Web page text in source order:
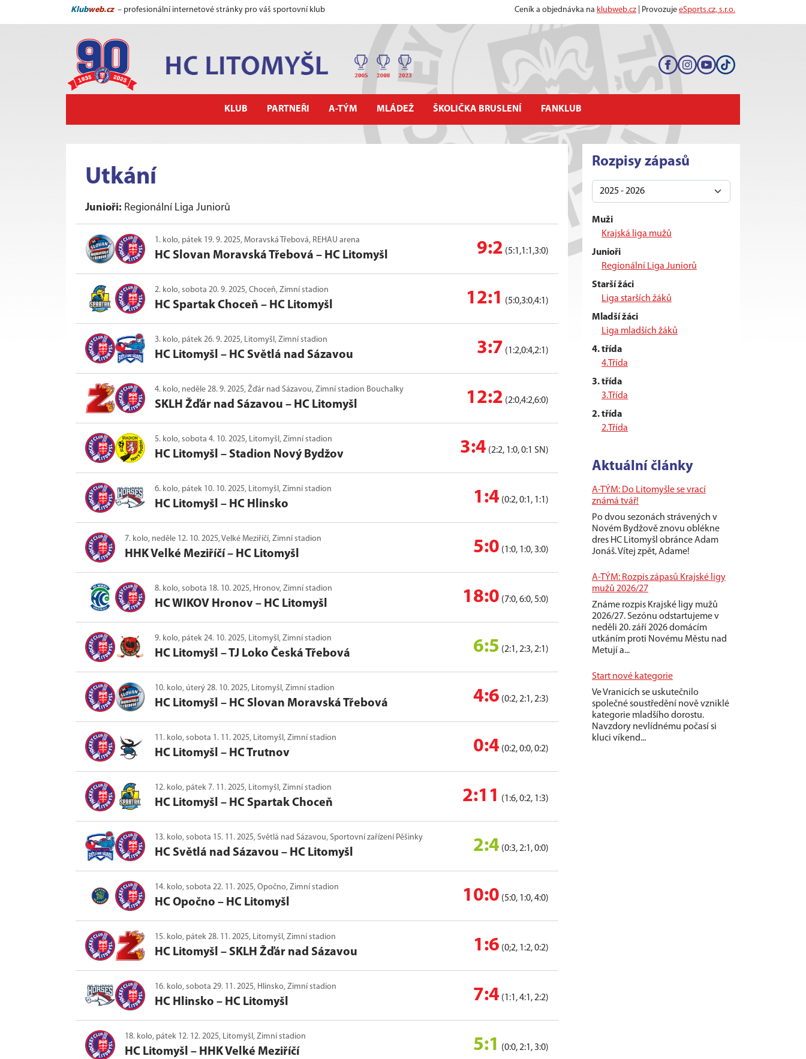
Klubweb.cz – profesionální internetové stránky pro váš sportovní klub Ceník a objednávka na klubweb.cz | Provozuje eSports.cz, s.r.o.
KLUB PARTNEŘI A-TÝM MLÁDEŽ ŠKOLIČKA BRUSLENÍ FANKLUB
Utkání
Junioři: Regionální Liga Juniorů
1. kolo, pátek 19. 9. 2025, Moravská Třebová, REHAU arena
HC Slovan Moravská Třebová – HC Litomyšl 9:2 (5:1,1:1,3:0)
2. kolo, sobota 20. 9. 2025, Choceň, Zimní stadion
HC Spartak Choceň – HC Litomyšl 12:1 (5:0,3:0,4:1)
3. kolo, pátek 26. 9. 2025, Litomyšl, Zimní stadion
HC Litomyšl – HC Světlá nad Sázavou 3:7 (1:2,0:4,2:1)
4. kolo, neděle 28. 9. 2025, Žďár nad Sázavou, Zimní stadion Bouchalky
SKLH Žďár nad Sázavou – HC Litomyšl 12:2 (2:0,4:2,6:0)
5. kolo, sobota 4. 10. 2025, Litomyšl, Zimní stadion
HC Litomyšl – Stadion Nový Bydžov 3:4 (2:2, 1:0, 0:1 SN)
6. kolo, pátek 10. 10. 2025, Litomyšl, Zimní stadion
HC Litomyšl – HC Hlinsko 1:4 (0:2, 0:1, 1:1)
7. kolo, neděle 12. 10. 2025, Velké Meziříčí, Zimní stadion
HHK Velké Meziříčí – HC Litomyšl 5:0 (1:0, 1:0, 3:0)
8. kolo, sobota 18. 10. 2025, Hronov, Zimní stadion
HC WIKOV Hronov – HC Litomyšl 18:0 (7:0, 6:0, 5:0)
9. kolo, pátek 24. 10. 2025, Litomyšl, Zimní stadion
HC Litomyšl –TJ Loko Česká Třebová 6:5 (2:1, 2:3, 2:1)
10. kolo, úterý 28. 10. 2025, Litomyšl, Zimní stadion
HC Litomyšl – HC Slovan Moravská Třebová 4:6 (0:2, 2:1, 2:3)
11. kolo, sobota 1. 11. 2025, Litomyšl, Zimní stadion
HC Litomyšl – HC Trutnov 0:4 (0:2, 0:0, 0:2)
12. kolo, pátek 7. 11. 2025, Litomyšl, Zimní stadion
HC Litomyšl – HC Spartak Choceň 2:11 (1:6, 0:2, 1:3)
13. kolo, sobota 15. 11. 2025, Světlá nad Sázavou, Sportovní zařízení Pěšinky
HC Světlá nad Sázavou – HC Litomyšl 2:4 (0:3, 2:1, 0:0)
14. kolo, sobota 22. 11. 2025, Opočno, Zimní stadion
HC Opočno – HC Litomyšl 10:0 (5:0, 1:0, 4:0)
15. kolo, pátek 28. 11. 2025, Litomyšl, Zimní stadion
HC Litomyšl – SKLH Žďár nad Sázavou 1:6 (0;2, 1:2, 0:2)
16. kolo, sobota 29. 11. 2025, Hlinsko, Zimní stadion
HC Hlinsko – HC Litomyšl 7:4 (1:1, 4:1, 2:2)
18. kolo, pátek 12. 12. 2025, Litomyšl, Zimní stadion
HC Litomyšl – HHK Velké Meziříčí 5:1 (0:0, 2:1, 3:0)
Rozpisy zápasů
Muži
Krajská liga mužů
Junioři
Regionální Liga Juniorů
Starší žáci
Liga starších žáků
Mladší žáci
Liga mladších žáků
4. třída
4.Třída
3. třída
3.Třída
2. třída
2.Třída
Aktuální články
A-TÝM: Do Litomyšle se vrací
známá tvář!
Po dvou sezonách strávených v
Novém Bydžově znovu oblékne
dres HC Litomyšl obránce Adam
Jonáš. Vítej zpět, Adame!
A-TÝM: Rozpis zápasů Krajské ligy
mužů 2026/27
Známe rozpis Krajské ligy mužů
2026/27. Sezónu odstartujeme v
neděli 20. září 2026 domácím
utkáním proti Novému Městu nad
Metují a...
Start nové kategorie
Ve Vranicích se uskutečnilo
společné soustředění nově vzniklé
kategorie mladšího dorostu.
Navzdory nevlídnému počasí si
kluci víkend...